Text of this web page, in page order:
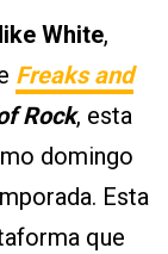
White,
Freaks and
Rock, esta
domingo
Esta
que